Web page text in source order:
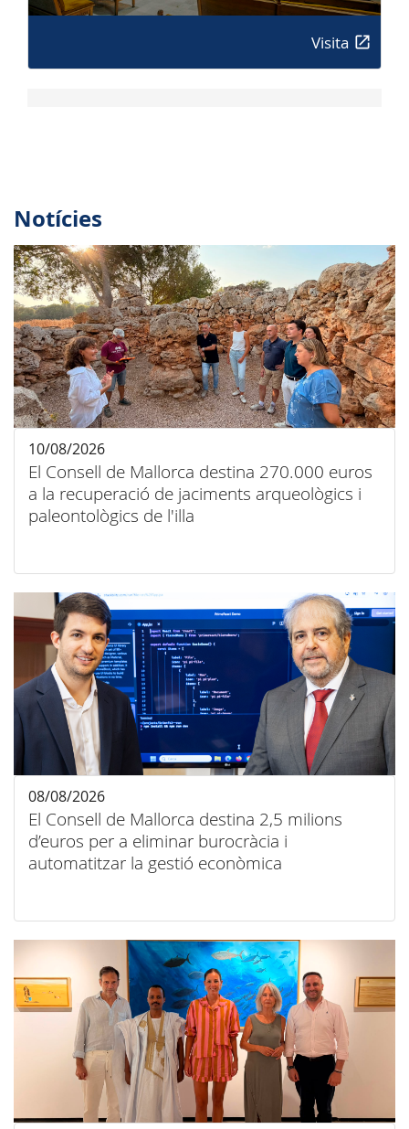
Visita
Notícies
El Consell de Mallorca destina 270.000 euros
a la recuperació de jaciments arqueològics i
paleontològics de l'illa
10/08/2026
El Consell de Mallorca destina 2,5 milions
d’euros per a eliminar burocràcia i
automatitzar la gestió econòmica
08/08/2026